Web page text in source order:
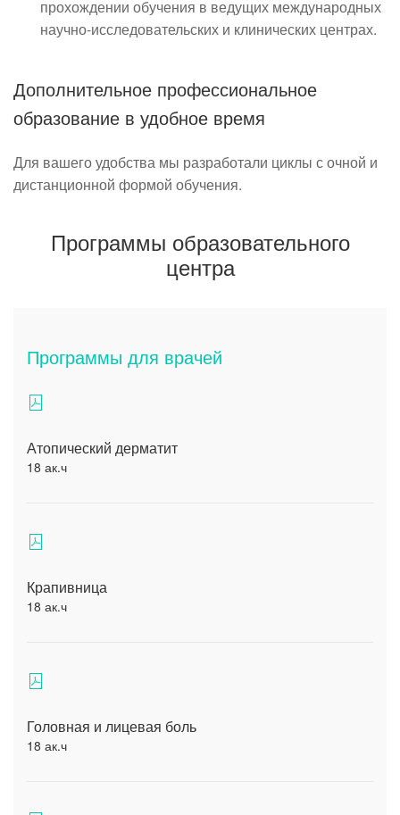
прохождении обучения в ведущих международных
научно-исследовательских и клинических центрах.
Дополнительное профессиональное
образование в удобное время
Для вашего удобства мы разработали циклы с очной и
дистанционной формой обучения.
Программы образовательного
центра
Программы для врачей
Атопический дерматит
18 ак.ч
Крапивница
18 ак.ч
Головная и лицевая боль
18 ак.ч